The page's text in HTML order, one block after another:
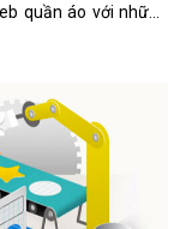
quần áo với những